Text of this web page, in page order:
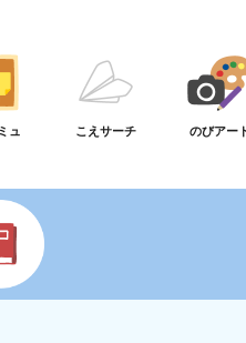
ュ こえサーチ のびアー